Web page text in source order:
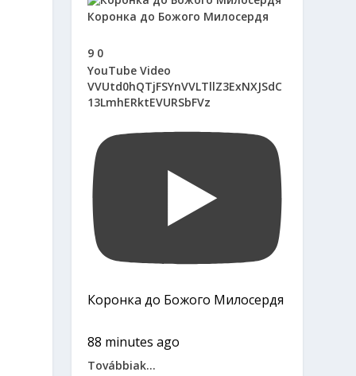
Коронка до Божого Милосердя
9 0
YouTube Video
VVUtd0hQTjFSYnVVLTllZ3ExNXJSdC
13LmhERktEVURSbFVz
Коронка до Божого Милосердя
88 minutes ago
Továbbiak...